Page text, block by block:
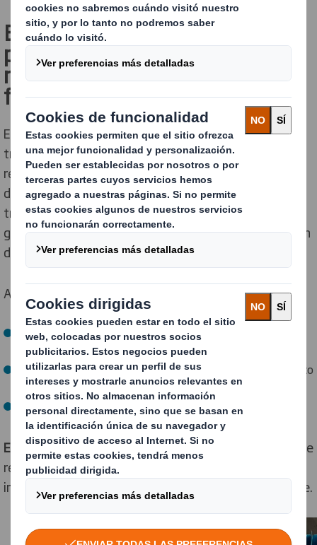
El reto: eliminar embalaje de
plástico virgen de un solo uso
manteniendo la protección
frente a grasas
El cliente utilizaba para transportar manguetas de
transmisión. Estas piezas metálicas se almacenan
recubiertas con aceites técnicos, por lo que el material
de separación debía ser resistente a la grasa. Al
tratarse de un embalaje no reutilizable, su uso
generaba cada año más de 90.000 kg de plástico virgen
de un solo uso.
Además, este tipo de embalaje suponía:
Costes añadidos por el proceso térmico de soldadura
durante el montaje.
Impacto fiscal debido al impuesto especial sobre plástico
no reutilizable (0,45 €/kg en España).
Una difícil gestión al final de su vida útil.
El reto era claro:desarrollar una alternativa de embalaje
resistente al contacto con grasas, rentable y fácil de
implementar sin cambiar el sistema logístico del cliente.